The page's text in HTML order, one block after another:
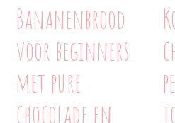
Bananenbrood
voor beginners
met pure
chocolade en